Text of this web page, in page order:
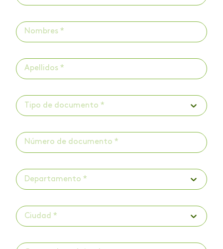
Tipo de documento *
Departamento *
Ciudad *